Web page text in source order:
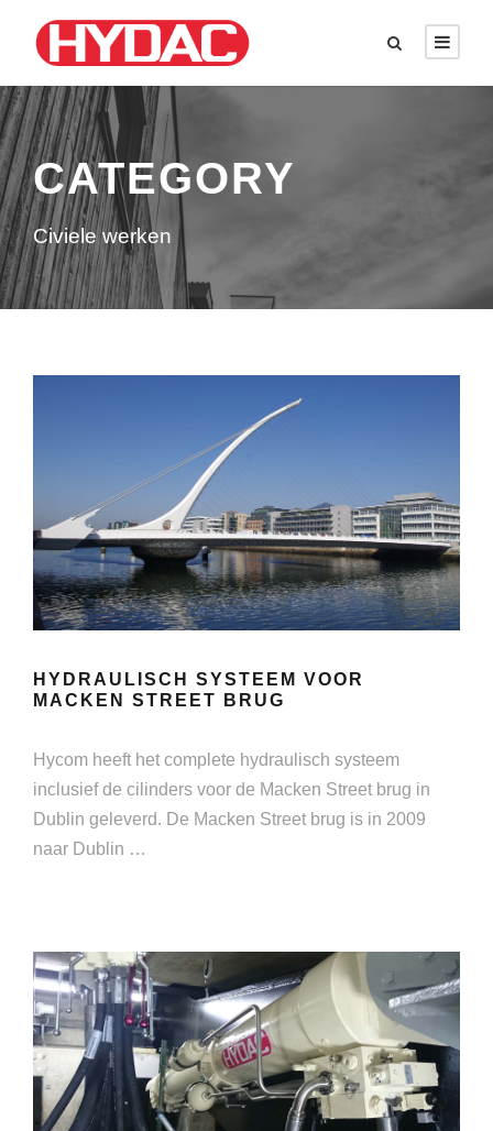
CATEGORY
Civiele werken
HYDRAULISCH SYSTEEM VOOR
MACKEN STREET BRUG
Hycom heeft het complete hydraulisch systeem
inclusief de cilinders voor de Macken Street brug in
Dublin geleverd. De Macken Street brug is in 2009
naar Dublin …